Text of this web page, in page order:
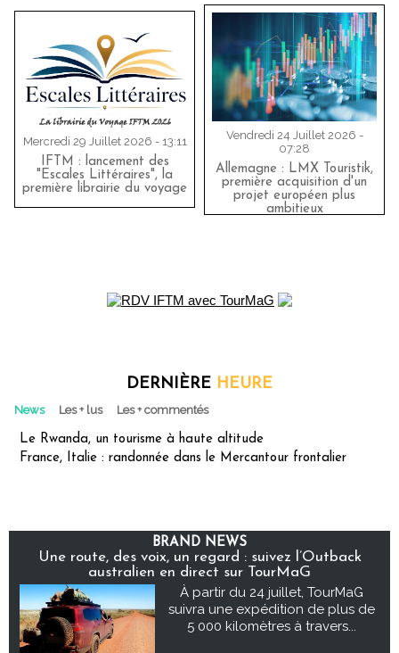
Mercredi 29 Juillet 2026 - 13:11
IFTM : lancement des
"Escales Littéraires", la
première librairie du voyage
Vendredi 24 Juillet 2026 -
07:28
Allemagne : LMX Touristik,
première acquisition d'un
projet européen plus
ambitieux
DERNIÈRE HEURE
News Les + lus Les + commentés
Le Rwanda, un tourisme à haute altitude
France, Italie : randonnée dans le Mercantour frontalier
BRAND NEWS
Une route, des voix, un regard : suivez l’Outback
australien en direct sur TourMaG
À partir du 24 juillet, TourMaG
suivra une expédition de plus de
5 000 kilomètres à travers...